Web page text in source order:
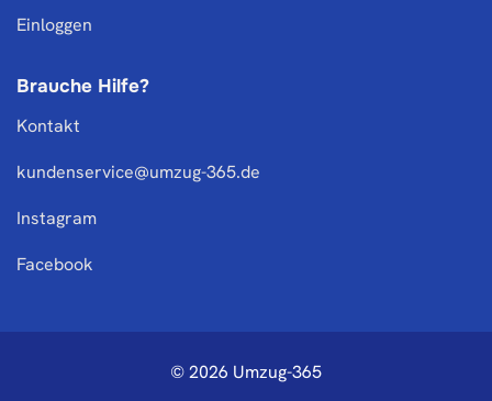
Einloggen
Brauche Hilfe?
Kontakt
kundenservice@umzug-365.de
Instagram
Facebook
© 2026 Umzug-365